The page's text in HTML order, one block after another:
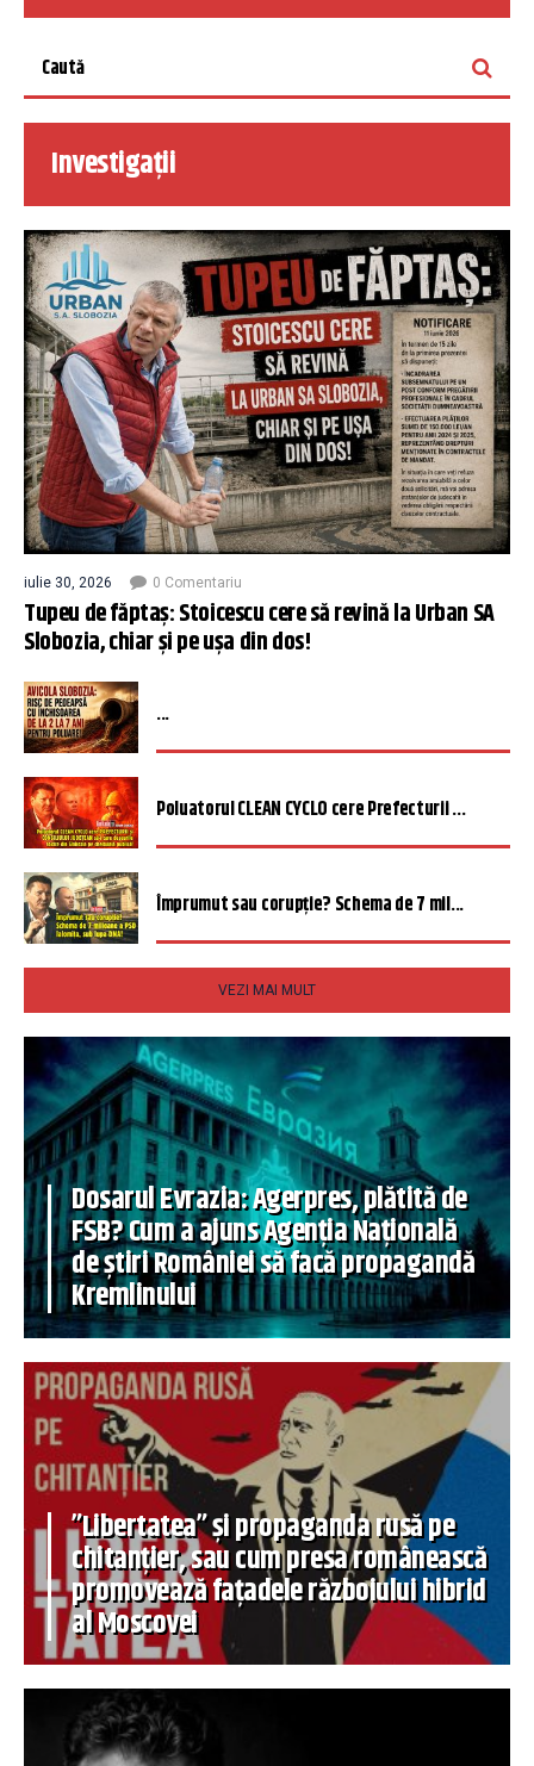
Investigații
iulie 30, 2026 0 Comentariu
Tupeu de făptaș: Stoicescu cere să revină la Urban SA
Slobozia, chiar și pe ușa din dos!
...
Poluatorul CLEAN CYCLO cere Prefecturii ...
Împrumut sau corupție? Schema de 7 mil...
VEZI MAI MULT
Dosarul Evrazia: Agerpres, plătită de
FSB? Cum a ajuns Agenția Națională
de știri României să facă propagandă
Kremlinului
”Libertatea” și propaganda rusă pe
chitanțier, sau cum presa românească
promovează fațadele războiului hibrid
al Moscovei